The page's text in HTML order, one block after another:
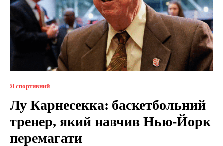
Я спортивний
Лу Карнесекка: баскетбольний
тренер, який навчив Нью-Йорк
перемагати